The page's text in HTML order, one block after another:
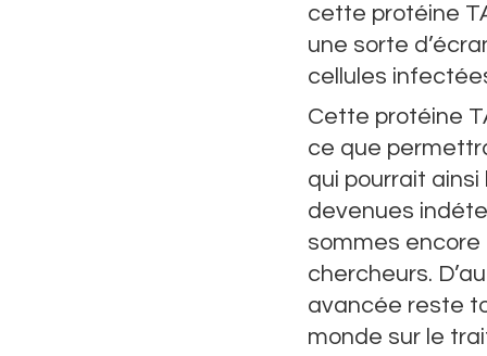
cette protéine
une sorte
cellules
Cette protéine
ce que
qui pourrait
devenues
sommes encore
chercheurs.
avancée reste
monde sur le